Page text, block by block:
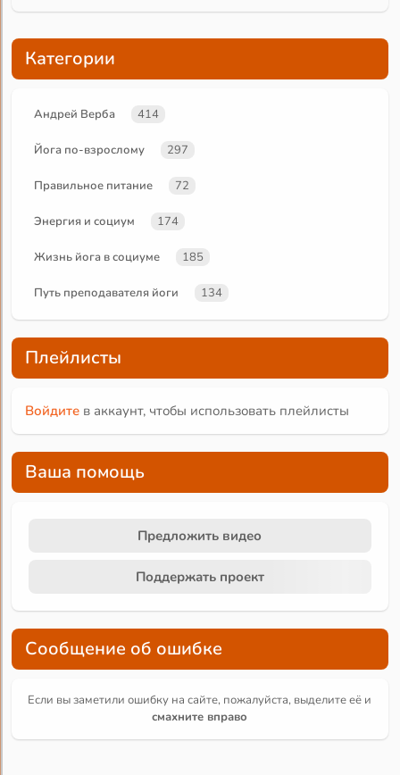
Категории
Андрей Верба 414
Йога по-взрослому 297
Правильное питание 72
Энергия и социум 174
Жизнь йога в социуме 185
Путь преподавателя йоги 134
Плейлисты
Войдите в аккаунт, чтобы использовать плейлисты
Ваша помощь
Предложить видео
Поддержать проект
Сообщение об ошибке
Если вы заметили ошибку на сайте, пожалуйста, выделите её и
смахните вправо